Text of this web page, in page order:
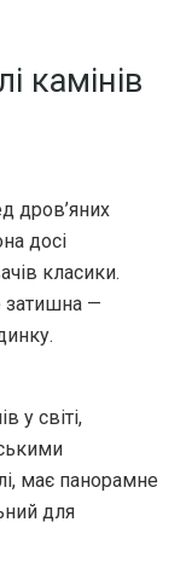
камінів
дров’яних
досі
класики.
затишна —
у світі,
має панорамне
для